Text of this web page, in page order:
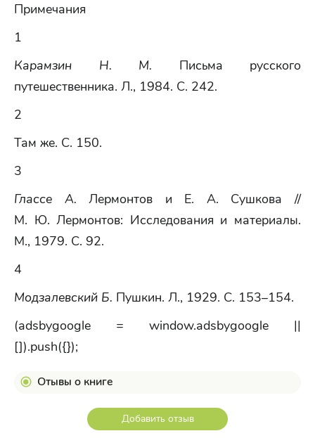
Примечания
1
Карамзин Н. М. Письма русского
путешественника. Л., 1984. С. 242.
2
Там же. С. 150.
3
Глассе А. Лермонтов и Е. А. Сушкова //
М. Ю. Лермонтов: Исследования и материалы.
М., 1979. С. 92.
4
Модзалевский Б. Пушкин. Л., 1929. С. 153–154.
(adsbygoogle = window.adsbygoogle ||
[]).push({});
Отывы о книге
Добавить отзыв